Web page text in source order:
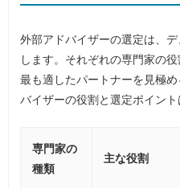
外部アドバイザーの選定は、
します。それぞれの専門家の
最も適したパートナーを見極
バイザーの役割と選定ポイント
専門家の
種類
主な役割